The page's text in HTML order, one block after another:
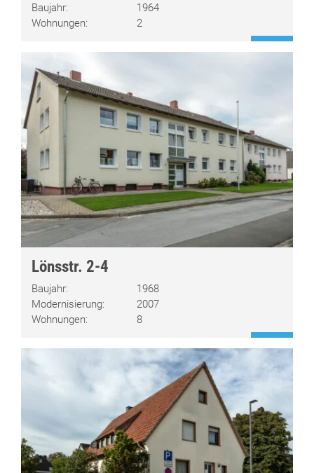
Baujahr:
1964
Wohnungen:
2
Lönsstr. 2-4
Baujahr:
1968
Modernisierung:
2007
Wohnungen:
8